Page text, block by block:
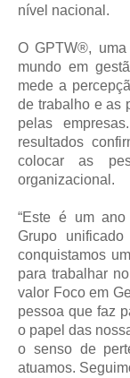
nível nacional.
O GPTW®,
mundo em
mede a
de trabalho e as
pelas
resultados
colocar as
organizacional.
“Este é um
Grupo
conquistamos
para trabalhar
valor Foco em
pessoa que faz
o papel das
o senso de
atuamos.